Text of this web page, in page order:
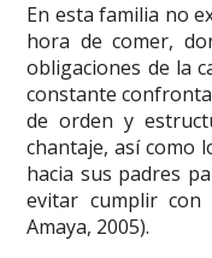
En esta familia no
hora de comer,
obligaciones de la
constante
de orden y
chantaje, así como
hacia sus padres
evitar cumplir con
Amaya, 2005).